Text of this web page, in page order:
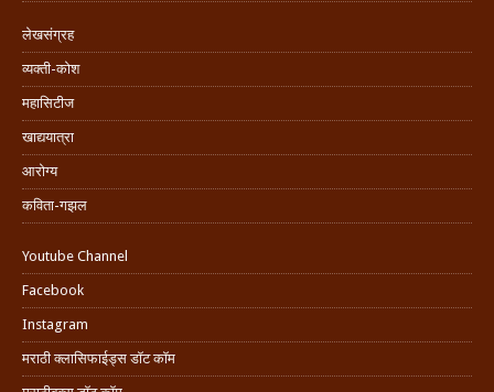
लेखसंग्रह
व्यक्ती-कोश
महासिटीज
खाद्ययात्रा
आरोग्य
कविता-गझल
Youtube Channel
Facebook
Instagram
मराठी क्लासिफाईड्स डॉट कॉम